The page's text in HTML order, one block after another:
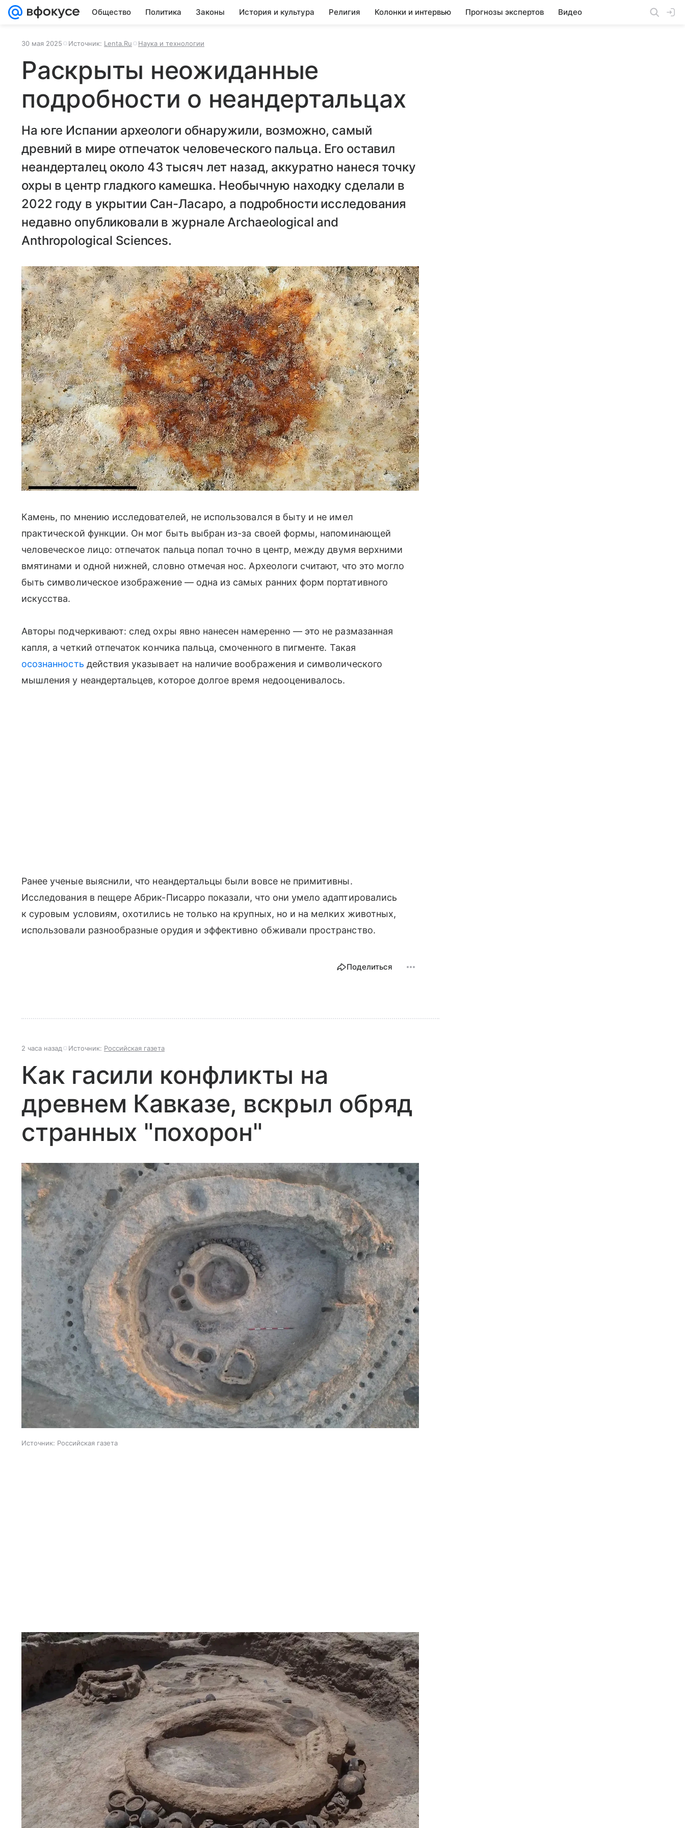
Общество Политика Законы История и культура Религия Колонки и интервью Прогнозы экспертов Видео
30 мая 2025 Источник: Lenta.Ru Наука и технологии
Раскрыты неожиданные
подробности о неандертальцах
На юге Испании археологи обнаружили, возможно, самый
древний в мире отпечаток человеческого пальца. Его оставил
неандерталец около 43 тысяч лет назад, аккуратно нанеся точку
охры в центр гладкого камешка. Необычную находку сделали в
2022 году в укрытии Сан-Ласаро, а подробности исследования
недавно опубликовали в журнале Archaeological and
Anthropological Sciences.
Камень, по мнению исследователей, не использовался в быту и не имел
практической функции. Он мог быть выбран из-за своей формы, напоминающей
человеческое лицо: отпечаток пальца попал точно в центр, между двумя верхними
вмятинами и одной нижней, словно отмечая нос. Археологи считают, что это могло
быть символическое изображение — одна из самых ранних форм портативного
искусства.
Авторы подчеркивают: след охры явно нанесен намеренно — это не размазанная
капля, а четкий отпечаток кончика пальца, смоченного в пигменте. Такая
осознанность действия указывает на наличие воображения и символического
мышления у неандертальцев, которое долгое время недооценивалось.
Ранее ученые выяснили, что неандертальцы были вовсе не примитивны.
Исследования в пещере Абрик-Писарро показали, что они умело адаптировались
к суровым условиям, охотились не только на крупных, но и на мелких животных,
использовали разнообразные орудия и эффективно обживали пространство.
Поделиться
2 часа назад Источник: Российская газета
Как гасили конфликты на
древнем Кавказе, вскрыл обряд
странных "похорон"
Источник: Российская газета